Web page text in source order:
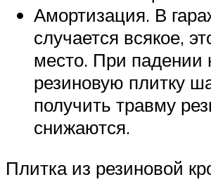
Амортизация. В
случается всякое,
место. При падении
резиновую плитку
получить травму
снижаются.
Плитка из резиновой